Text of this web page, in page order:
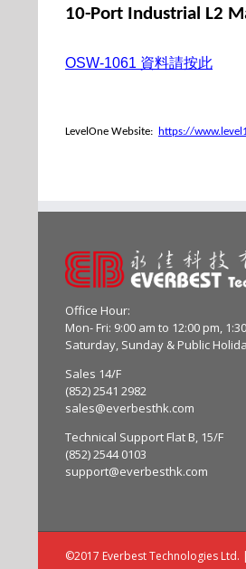
10-Port Industrial L2
OSW-1061 資料請按此
LevelOne Website: https://
Office Hour:
Mon- Fri: 9:00 am to 12:00 pm,
Saturday, Sunday & Public
Sales 14/F
(852) 2541 2982
sales@everbesthk.com
Technical Support Flat B, 15/F
(852) 2544 0103
support@everbesthk.com
©2017 Everbest Technologies